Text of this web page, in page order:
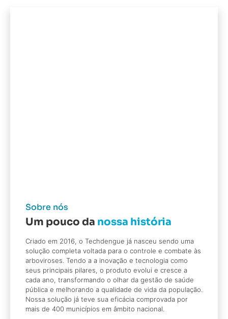
Sobre nós
Um pouco da nossa história
Criado em 2016, o Techdengue já nasceu sendo uma
solução completa voltada para o controle e combate às
arboviroses. Tendo a a inovação e tecnologia como
seus principais pilares, o produto evolui e cresce a
cada ano, transformando o olhar da gestão de saúde
pública e melhorando a qualidade de vida da população.
Nossa solução já teve sua eficácia comprovada por
mais de 400 municípios em âmbito nacional.